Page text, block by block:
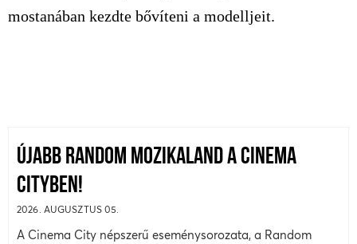
mostanában kezdte bővíteni a modelljeit.
ÚJABB RANDOM MOZIKALAND A CINEMA
CITYBEN!
2026. AUGUSZTUS 05.
A Cinema City népszerű eseménysorozata, a Random